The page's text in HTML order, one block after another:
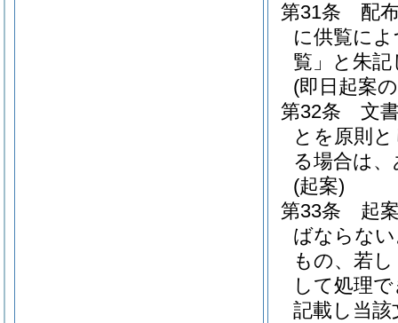
第31条
配
に供覧に
覧」と朱
(即日起案
第32条
文
とを原則
る場合は
(起案)
第33条
起
ばならな
もの、若
して処理
記載し当